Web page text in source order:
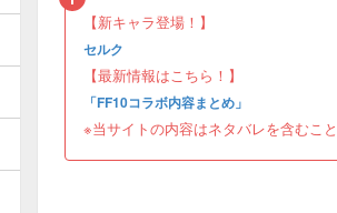
【新キャラ登場！】
セルク
【最新情報はこちら！】
「FF10コラボ内容まとめ」
※当サイトの内容はネタバレを含むこと